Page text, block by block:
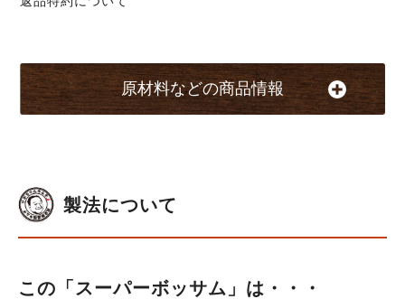
原材料などの商品情報
製法について
この「スーパーボッサム」は・・・